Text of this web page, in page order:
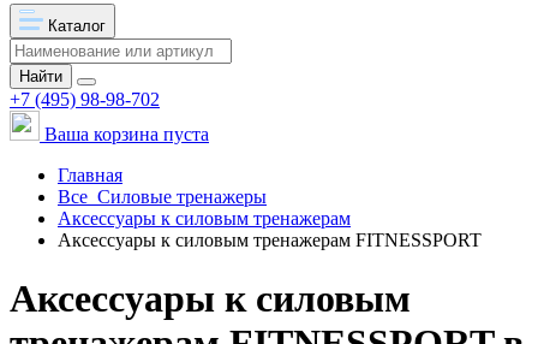
Каталог
Найти
+7 (495) 98-98-702
Ваша корзина пуста
Главная
Все Силовые тренажеры
Аксессуары к силовым тренажерам
Аксессуары к силовым тренажерам FITNESSPORT
Аксессуары к силовым